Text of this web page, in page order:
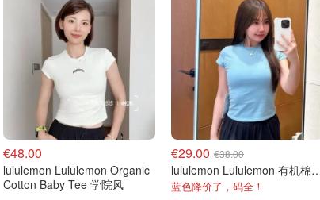
€48.00
lululemon Lululemon Organic
Cotton Baby Tee 学院风
€29.00 €38.00
lululemon Lululemon
蓝色降价了，码全！